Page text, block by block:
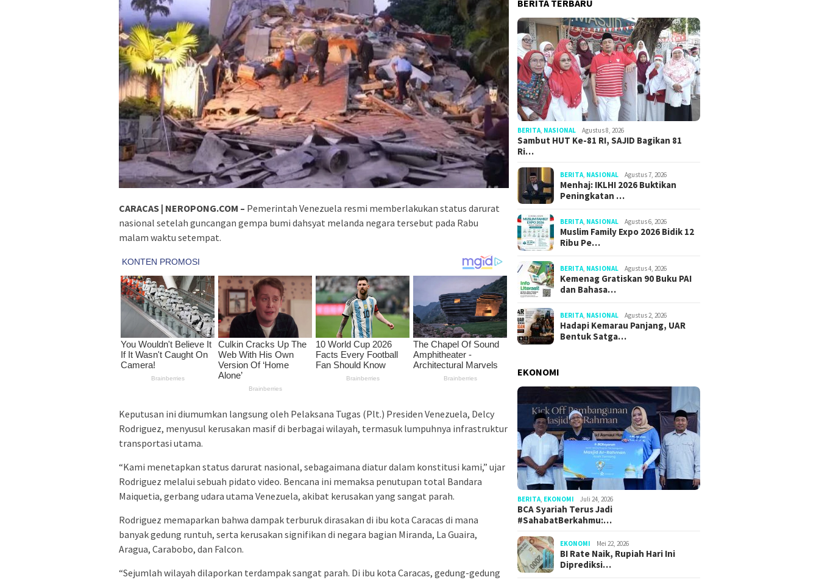
CARACAS | NEROPONG.COM – Pemerintah Venezuela resmi memberlakukan status darurat
nasional setelah guncangan gempa bumi dahsyat melanda negara tersebut pada Rabu
malam waktu setempat.
Keputusan ini diumumkan langsung oleh Pelaksana Tugas (Plt.) Presiden Venezuela, Delcy
Rodriguez, menyusul kerusakan masif di berbagai wilayah, termasuk lumpuhnya infrastruktur
transportasi utama.
“Kami menetapkan status darurat nasional, sebagaimana diatur dalam konstitusi kami,” ujar
Rodriguez melalui sebuah pidato video. Bencana ini memaksa penutupan total Bandara
Maiquetia, gerbang udara utama Venezuela, akibat kerusakan yang sangat parah.
Rodriguez memaparkan bahwa dampak terburuk dirasakan di ibu kota Caracas di mana
banyak gedung runtuh, serta kerusakan signifikan di negara bagian Miranda, La Guaira,
Aragua, Carabobo, dan Falcon.
“Sejumlah wilayah dilaporkan terdampak sangat parah. Di ibu kota Caracas, gedung-gedung
BERITA TERBARU
BERITA NASIONAL Agustus 8, 2026
Sambut HUT Ke-81 RI, SAJID Bagikan 81
Ri…
BERITA NASIONAL Agustus 7, 2026
Menhaj: IKLHI 2026 Buktikan
Peningkatan …
BERITA NASIONAL Agustus 6, 2026
Muslim Family Expo 2026 Bidik 12
Ribu Pe…
BERITA NASIONAL Agustus 4, 2026
Kemenag Gratiskan 90 Buku PAI
dan Bahasa…
BERITA NASIONAL Agustus 2, 2026
Hadapi Kemarau Panjang, UAR
Bentuk Satga…
EKONOMI
BERITA EKONOMI Juli 24, 2026
BCA Syariah Terus Jadi
#SahabatBerkahmu:…
EKONOMI Mei 22, 2026
BI Rate Naik, Rupiah Hari Ini
Diprediksi…